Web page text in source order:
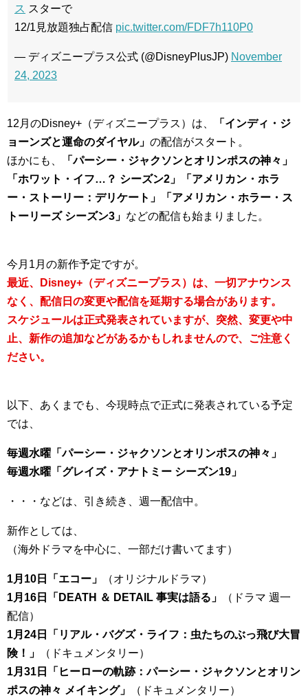
ス スターで
12/1見放題独占配信 pic.twitter.com/FDF7h110P0
— ディズニープラス公式 (@DisneyPlusJP) November
24, 2023
12月のDisney+（ディズニープラス）は、
「インディ・ジ
ョーンズと運命のダイヤル」 の配信がスタート。
ほかにも、
「パーシー・ジャクソンとオリンポスの神々」
「ホワット・イフ…？ シーズン2」「アメリカン・ホラ
ー・ストーリー：デリケート」「アメリカン・ホラー・ス
トーリーズ シーズン3」 などの配信も始まりました。
今月1月の新作予定ですが。
最近、Disney+（ディズニープラス）は、一切アナウンス
なく、配信日の変更や配信を延期する場合があります。
スケジュールは正式発表されていますが、突然、変更や中
止、新作の追加などがあるかもしれませんので、ご注意く
ださい。
以下、あくまでも、今現時点で正式に発表されている予定
では、
毎週水曜「パーシー・ジャクソンとオリンポスの神々」
毎週水曜「グレイズ・アナトミー シーズン19」
・・・などは、引き続き、週一配信中。
新作としては、
（海外ドラマを中心に、一部だけ書いてます）
1月10日「エコー」
（オリジナルドラマ）
1月16日「DEATH ＆ DETAIL 事実は語る」
（ドラマ 週一
配信）
1月24日「リアル・バグズ・ライフ：虫たちのぶっ飛び大冒
険！」
（ドキュメンタリー）
1月31日「ヒーローの軌跡：パーシー・ジャクソンとオリン
ポスの神々 メイキング」
（ドキュメンタリー）